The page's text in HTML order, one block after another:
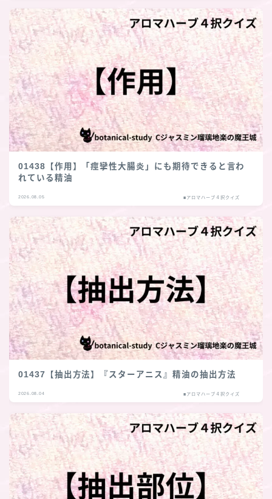
01438【作用】「痙攣性大腸炎」にも期待できると言わ
れている精油
2026.08.05 ■アロマハーブ４択クイズ
01437【抽出方法】『スターアニス』精油の抽出方法
2026.08.04 ■アロマハーブ４択クイズ